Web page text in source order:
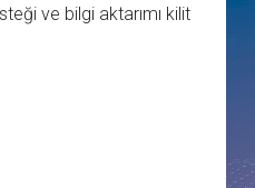
ve bilgi aktarımı kilit